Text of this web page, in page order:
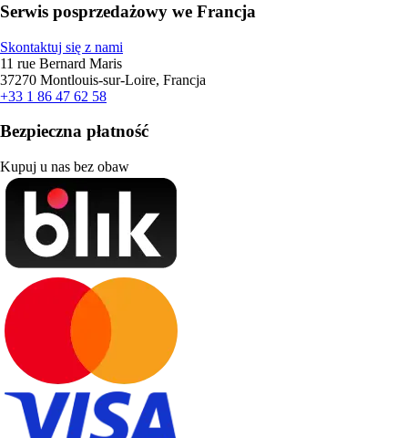
Serwis posprzedażowy we Francja
Skontaktuj się z nami
11 rue Bernard Maris
37270 Montlouis-sur-Loire, Francja
+33 1 86 47 62 58
Bezpieczna płatność
Kupuj u nas bez obaw